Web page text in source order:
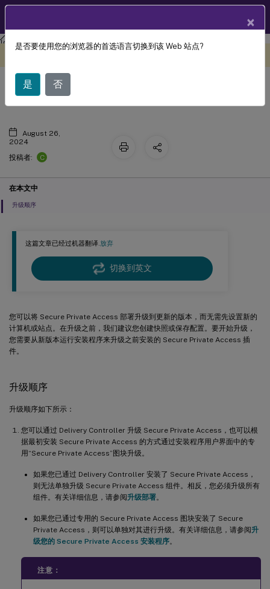
Citrix Secure Private Access Citrix Secure Private Access - 本地
这篇文章已经过机器翻译.放弃
切换到英文
您可以将 Secure Private Access 部署升级到更新的版本，而无需先设置新的
计算机或站点。在升级之前，我们建议您创建快照或保存配置。要开始升级，
您需要从新版本运行安装程序来升级之前安装的 Secure Private Access 插
件。
升级顺序
升级顺序如下所示：
您可以通过 Delivery Controller 升级 Secure Private Access，也可以根
据最初安装 Secure Private Access 的方式通过安装程序用户界面中的专
用“Secure Private Access”图块升级。
如果您已通过 Delivery Controller 安装了 Secure Private Access，
则无法单独升级 Secure Private Access 组件。相反，您必须升级所有
组件。有关详细信息，请参阅升级部署。
如果您已通过专用的 Secure Private Access 图块安装了 Secure
Private Access，则可以单独对其进行升级。有关详细信息，请参阅升
级您的 Secure Private Access 安装程序。
注意：
升级
August 26,
2024
投稿者:
C
在本文中
升级顺序
×
是否要使用您的浏览器的首选语言切换到该 Web 站点?
是 否